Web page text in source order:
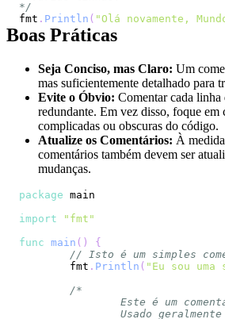
*/
fmt . Println ( "Olá novamente,
Boas Práticas
Seja Conciso, mas Claro: Um
mas suficientemente detalhado para
Evite o Óbvio: Comentar cada
redundante. Em vez disso, foque em
complicadas ou obscuras do código.
Atualize os Comentários: À
comentários também devem ser
mudanças.
package
import
"fmt"
func main ( )
{
// Isto é um simples
	fmt
. Println ( "Eu sou